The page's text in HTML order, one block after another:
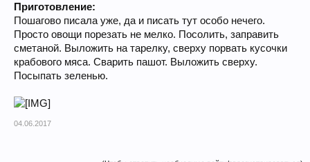
Приготовление:
Пошагово писала уже, да и писать тут особо нечего.
Просто овощи порезать не мелко. Посолить, заправить
сметаной. Выложить на тарелку, сверху порвать кусочки
крабового мяса. Сварить пашот. Выложить сверху.
Посыпать зеленью.
04.06.2017